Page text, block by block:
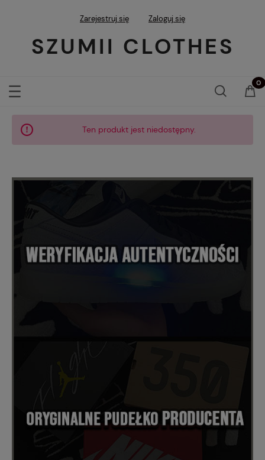
Zarejestruj się Zaloguj się
SZUMII CLOTHES
Ten produkt jest niedostępny.